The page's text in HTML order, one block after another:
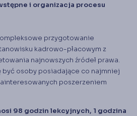
i organizacja procesu
przygotowanie
kadrowo-płacowym z
najnowszych źródeł prawa.
być osoby posiadające co najmniej
poszerzeniem
98 godzin lekcyjnych, 1 godzina